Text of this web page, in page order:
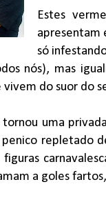
Estes
apresentam
só
nós), mas
vivem do suor do
tornou uma
repletado
figuras
a goles